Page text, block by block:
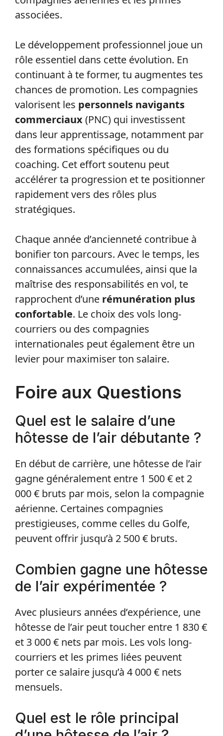
associées.
Le développement professionnel joue un
rôle essentiel dans cette évolution. En
continuant à te former, tu augmentes tes
chances de promotion. Les compagnies
valorisent les personnels navigants
commerciaux(PNC) qui investissent
dans leur apprentissage, notamment par
des formations spécifiques ou du
coaching. Cet effort soutenu peut
accélérer ta progression et te positionner
rapidement vers des rôles plus
stratégiques.
Chaque année d’ancienneté contribue à
bonifier ton parcours. Avec le temps, les
connaissances accumulées, ainsi que la
maîtrise des responsabilités en vol, te
rapprochent d’une rémunération plus
confortable. Le choix des vols long-
courriers ou des compagnies
internationales peut également être un
levier pour maximiser ton salaire.
Foire aux Questions
Quel est le salaire d’une
hôtesse de l’air débutante ?
En début de carrière, une hôtesse de l’air
gagne généralement entre 1 500 € et 2
000 € bruts par mois, selon la compagnie
aérienne. Certaines compagnies
prestigieuses, comme celles du Golfe,
peuvent offrir jusqu’à 2 500 € bruts.
Combien gagne une hôtesse
de l’air expérimentée ?
Avec plusieurs années d’expérience, une
hôtesse de l’air peut toucher entre 1 830 €
et 3 000 € nets par mois. Les vols long-
courriers et les primes liées peuvent
porter ce salaire jusqu’à 4 000 € nets
mensuels.
Quel est le rôle principal